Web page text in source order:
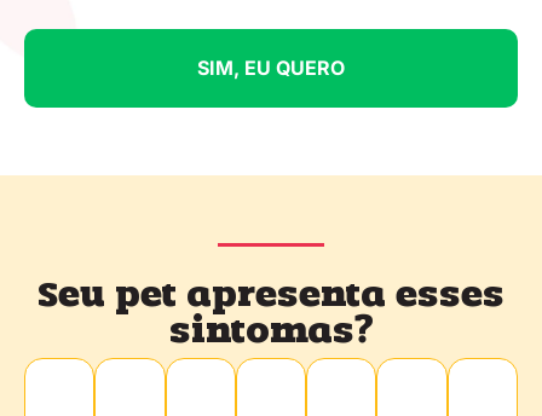
SIM, EU QUERO
Seu pet apresenta esses
sintomas?